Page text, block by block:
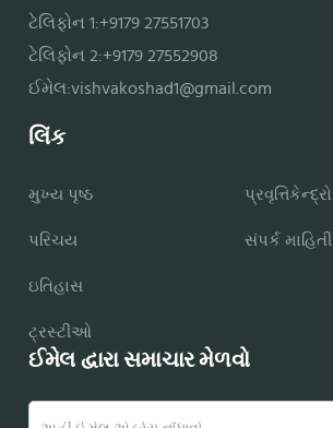
ટેલિફોન 1:+9179 27551703
ટેલિફોન 2:+9179 27552908
ઈમેલ:vishvakoshad1@gmail.com
લિંક
મુખ્ય પૃષ્ઠ
પરિચય
ઇતિહાસ
ટ્રસ્ટીઓ
પ્રવૃત્તિકેન્દ્રો
સંપર્ક માહિતી
ઈમેલ દ્વારા સમાચાર મેળવો